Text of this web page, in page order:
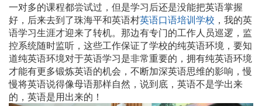
一对多的课程都尝试过，但是学习后还是没能把英语掌握
好，后来去到了珠海平和英语村英语口语培训学校 ，我的英
语学习生涯才迎来了转机。那边有专门的工作人员巡逻，监
控系统随时监听，这些工作保证了学校的纯英语环境，要知
道纯英语环境对于英语学习是非常重要的，拥有纯英语环境
才能有更多锻炼英语的机会，不断加深英语思维的影响，慢
慢将英语说得像母语那样自然，说到底，英语不是学出来
的，英语是用出来的！